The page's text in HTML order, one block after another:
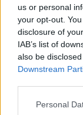
us or personal
your opt-out.
disclosure of
IAB’s list of
also be
Downstream
Personal